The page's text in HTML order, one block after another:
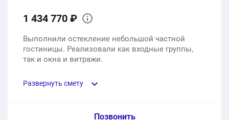
1 434 770 ₽
Выполнили остекление небольшой частной
гостиницы. Реализовали как входные группы,
так и окна и витражи.
Развернуть смету
Пункт сметы / Ед. изм. / Цена
Позвонить